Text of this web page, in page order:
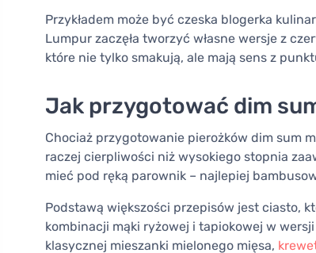
Przykładem może być czeska blogerka
Lumpur zaczęła tworzyć własne wersje z
które nie tylko smakują, ale mają sens z
Jak przygotować dim
Chociaż przygotowanie pierożków dim sum
raczej cierpliwości niż wysokiego stopnia
mieć pod ręką parownik – najlepiej
Podstawą większości przepisów jest ciasto,
kombinacji mąki ryżowej i tapiokowej w
klasycznej mieszanki mielonego mięsa,